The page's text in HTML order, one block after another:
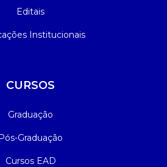
Editais
Institucionais
CURSOS
Graduação
Graduação
Cursos EAD